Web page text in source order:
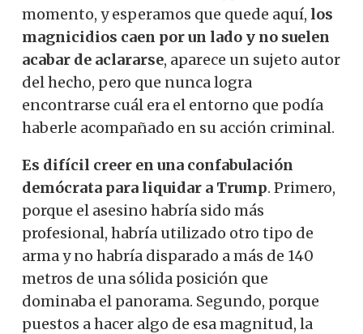
momento, y esperamos que quede aquí, los
magnicidios caen por un lado y no suelen
acabar de aclararse, aparece un sujeto autor
del hecho, pero que nunca logra
encontrarse cuál era el entorno que podía
haberle acompañado en su acción criminal.
Es difícil creer en una confabulación
demócrata para liquidar a Trump. Primero,
porque el asesino habría sido más
profesional, habría utilizado otro tipo de
arma y no habría disparado a más de 140
metros de una sólida posición que
dominaba el panorama. Segundo, porque
puestos a hacer algo de esa magnitud, la